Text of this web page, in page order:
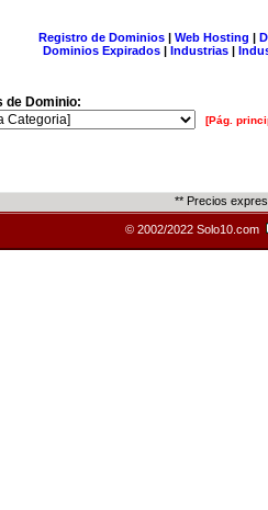
Registro de Dominios| Web Hosting |
Dominios Expirados | Industrias |
de Dominio:
[Pág.
** Precios
© 2002/2022 Solo10.com